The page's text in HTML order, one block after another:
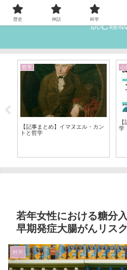
読む睡
哲学
【記事まとめ】イマヌエル・カン
トと哲学
心
学
若年女性における糖分
早期発症大腸がんリス
科学
歴史 神話 科学